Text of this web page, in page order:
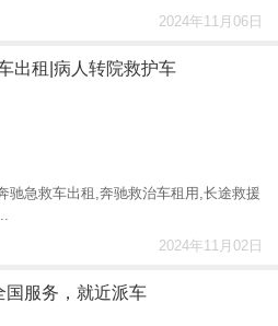
2024年11月06日
出租|病人转院救护车
驰急救车出租,奔驰救治车租用,长途救援
2024年11月02日
国服务，就近派车